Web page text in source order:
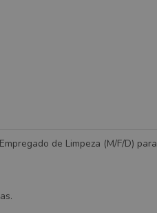
de Limpeza (M/F/D) para